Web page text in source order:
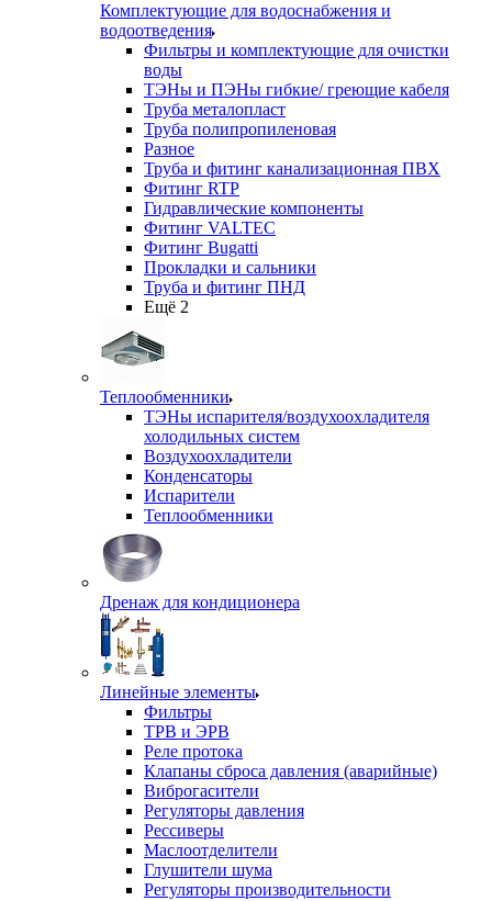
Комплектующие для водоснабжения и
водоотведения
Фильтры и комплектующие для очистки
воды
ТЭНы и ПЭНы гибкие/ греющие кабеля
Труба металопласт
Труба полипропиленовая
Разное
Труба и фитинг канализационная ПВХ
Фитинг RTP
Гидравлические компоненты
Фитинг VALTEC
Фитинг Bugatti
Прокладки и сальники
Труба и фитинг ПНД
Ещё 2
Теплообменники
ТЭНы испарителя/воздухоохладителя
холодильных систем
Воздухоохладители
Конденсаторы
Испарители
Теплообменники
Дренаж для кондиционера
Линейные элементы
Фильтры
ТРВ и ЭРВ
Реле протока
Клапаны сброса давления (аварийные)
Виброгасители
Регуляторы давления
Рессиверы
Маслоотделители
Глушители шума
Регуляторы производительности